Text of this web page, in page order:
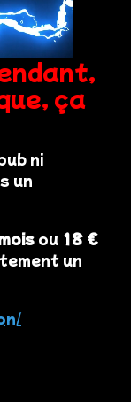
ça
ni
un
ou 18 €
un